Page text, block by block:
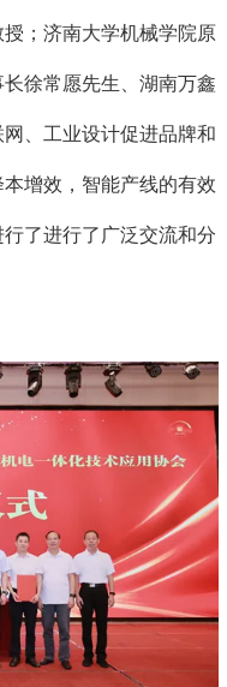
；济南大学机械学院原
徐常愿先生、湖南万鑫
、工业设计促进品牌和
增效，智能产线的有效
了进行了广泛交流和分